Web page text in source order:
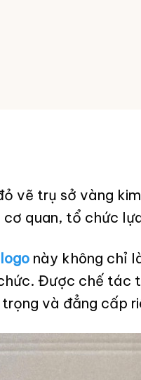
vẽ trụ sở vàng
cơ quan, tổ chức
này không chỉ
Được chế tác
và đẳng cấp